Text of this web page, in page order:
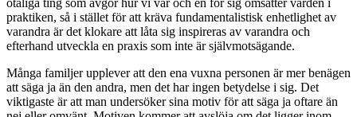
otaliga ting som avgör hur vi var och en för sig omsätter värden i
praktiken, så i stället för att kräva fundamentalistisk enhetlighet av
varandra är det klokare att låta sig inspireras av varandra och
efterhand utveckla en praxis som inte är självmotsägande.
Många familjer upplever att den ena vuxna personen är mer benägen
att säga ja än den andra, men det har ingen betydelse i sig. Det
viktigaste är att man undersöker sina motiv för att säga ja oftare än